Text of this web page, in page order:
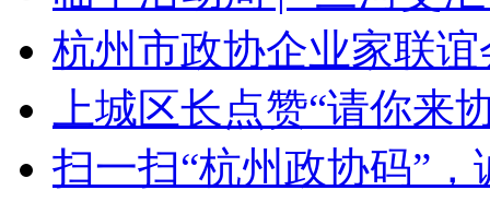
杭州市政协企业家联
上城区长点赞“请你来
扫一扫“杭州政协码”，